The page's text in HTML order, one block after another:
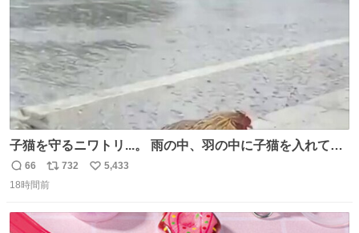
子猫を守るニワトリ...。 雨の中、羽の中に子猫を入れて守
る姿に感動した！！ 愛は種族を超える！
返
信
66
リ
ポ
732
い
数
5,433
18時間前